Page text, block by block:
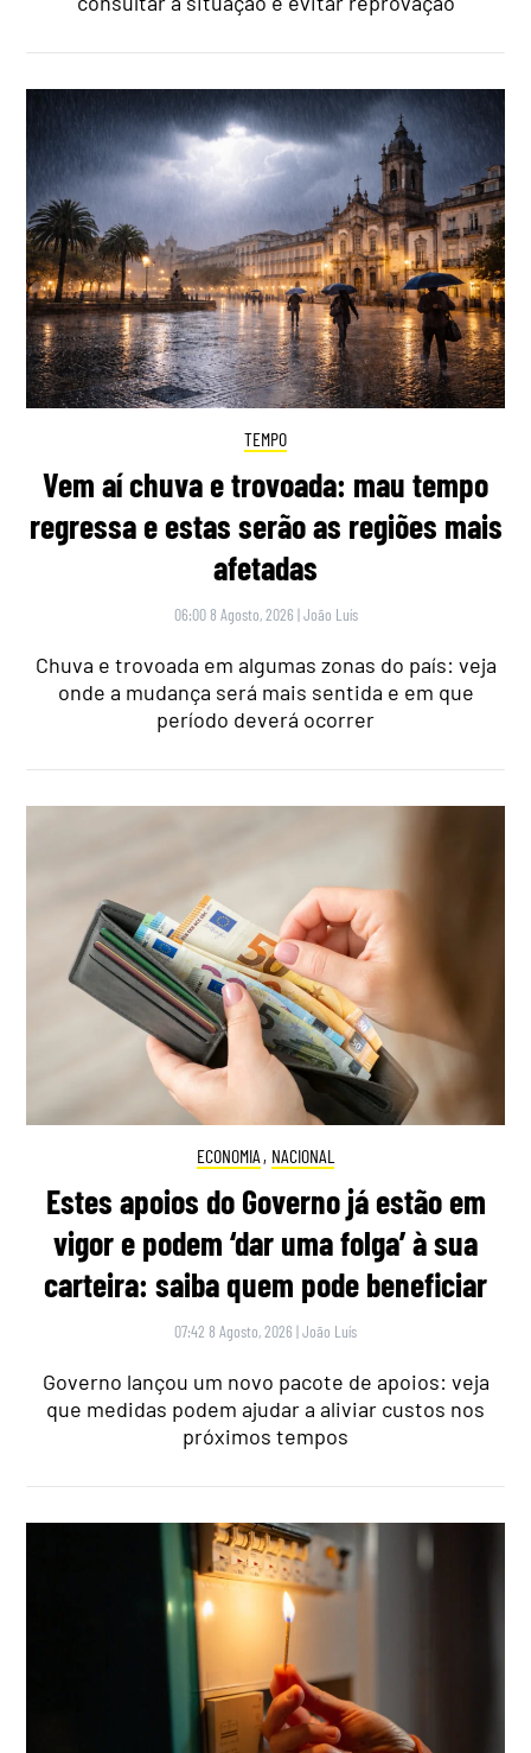
TEMPO
Vem aí chuva e trovoada: mau tempo
regressa e estas serão as regiões mais
afetadas
06:00 8 Agosto, 2026 |João Luís
Chuva e trovoada em algumas zonas do país: veja
onde a mudança será mais sentida e em que
período deverá ocorrer
ECONOMIA , NACIONAL
Estes apoios do Governo já estão em
vigor e podem ‘dar uma folga’ à sua
carteira: saiba quem pode beneficiar
07:42 8 Agosto, 2026 |João Luís
Governo lançou um novo pacote de apoios: veja
que medidas podem ajudar a aliviar custos nos
próximos tempos